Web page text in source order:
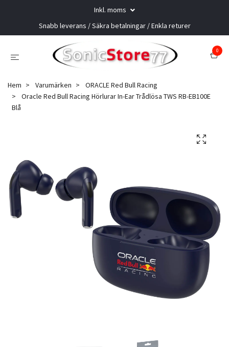
Inkl. moms
Snabb leverans / Säkra betalningar / Enkla returer
0
Hem Varumärken
ORACLE Red Bull Racing
Oracle Red Bull Racing Hörlurar In-Ear Trådlösa TWS RB-EB100E
Blå